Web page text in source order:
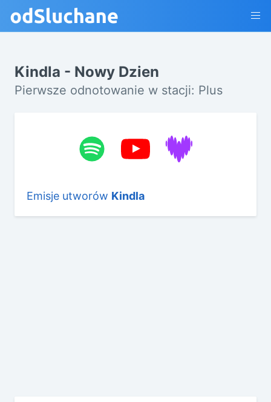
Kindla - Nowy Dzien
Pierwsze odnotowanie w stacji: Plus
Emisje utworów Kindla